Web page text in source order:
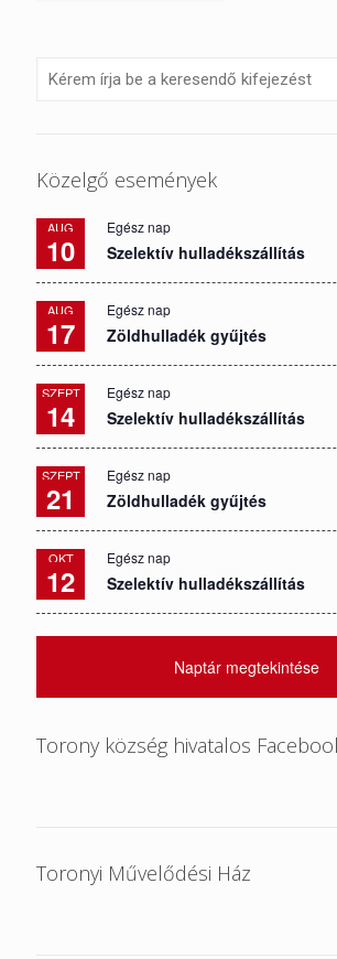
Közelgő események
AUG
10
Egész nap
Szelektív hulladékszállítás
AUG
17
Egész nap
Zöldhulladék gyűjtés
SZEPT
14
Egész nap
Szelektív hulladékszállítás
SZEPT
21
Egész nap
Zöldhulladék gyűjtés
OKT
12
Egész nap
Szelektív hulladékszállítás
Naptár megtekintése
Torony község hivatalos
Toronyi Művelődési Ház